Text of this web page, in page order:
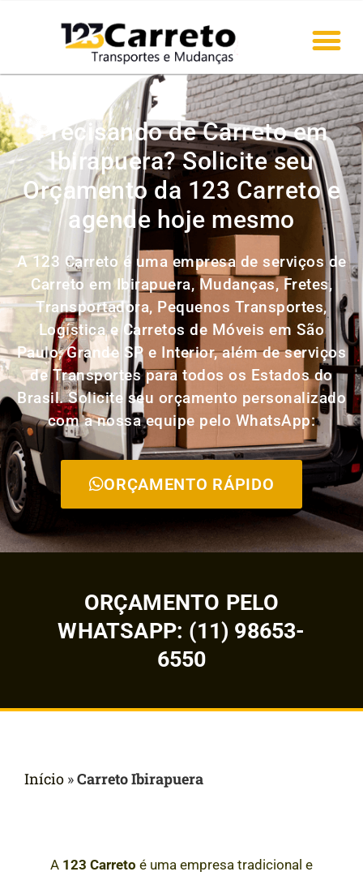
Precisando de Carreto em
Ibirapuera? Solicite seu
Orçamento da 123 Carreto e
agende hoje mesmo
A 123 Carreto é uma empresa de serviços de
Carreto em Ibirapuera, Mudanças, Fretes,
Transportadora, Pequenos Transportes,
Logística e Carretos de Móveis em São
Paulo, Grande SP e Interior, além de serviços
de Transportes para todos os Estados do
Brasil. Solicite seu orçamento personalizado
com a nossa equipe pelo WhatsApp:
ORÇAMENTO RÁPIDO
ORÇAMENTO PELO
WHATSAPP: (11) 98653-
6550
Início »Carreto Ibirapuera
A 123 Carreto é uma empresa tradicional e